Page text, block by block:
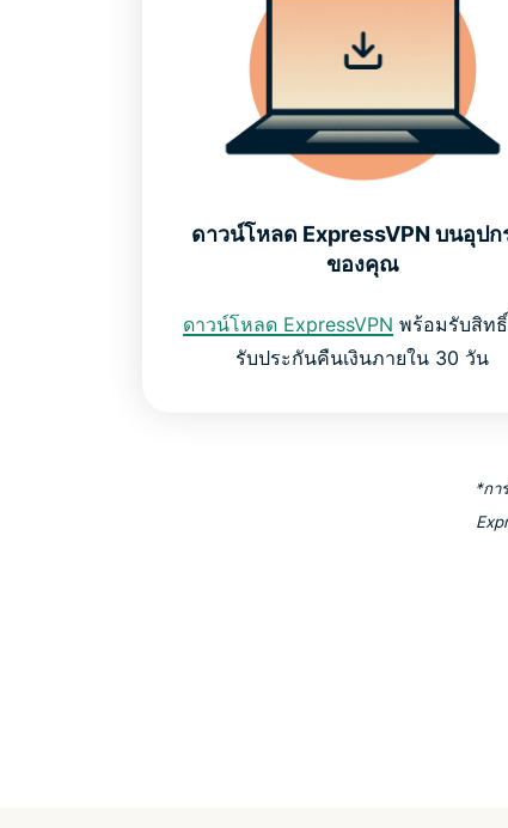
ดาวน์โหลด ExpressVPN บนอุป
ของคุณ
ดาวน์โหลด ExpressVPN พร้อมรับสิท
รับประกันคืนเงินภายใน 30 วัน
*กา